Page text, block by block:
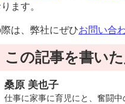
ます。
は、弊社にぜひお問い合
この記事を書いた
桑原 美也子
仕事に家事に育児にと、奮闘